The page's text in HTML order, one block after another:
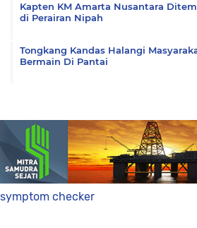
Kapten KM Amarta Nusantara
di Perairan Nipah
Tongkang Kandas Halangi
Bermain Di Pantai
symptom checker